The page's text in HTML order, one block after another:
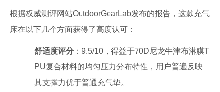
根据权威测评网站OutdoorGearLab发布的报告，这款充气
床在以下几个方面获得了高度认可：
舒适度评分 ：9.5/10，得益于70D尼龙牛津布淋膜T
PU复合材料的均匀压力分布特性，用户普遍反映
其支撑力优于普通充气垫。